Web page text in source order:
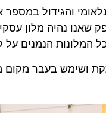
והגידול במספר
נהיה מלון עסקי
הנמנים על
בעבר מקום